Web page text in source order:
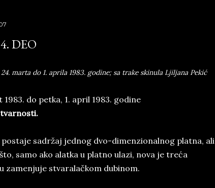
DEO
marta do 1. aprila 1983. godine; sa trake skinula Ljiljana Pekić
do petka, 1. april 1983. godine
sadržaj jednog dvo-dimenzionalnog platna, ali
samo ako alatka u platno ulazi, nova je treća
zamenjuje stvaralačkom dubinom.